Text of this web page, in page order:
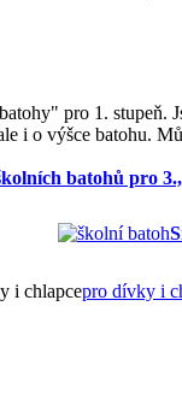
pro 1.
i o výšce batohu.
batohů pro
i chlapcepro dívky i